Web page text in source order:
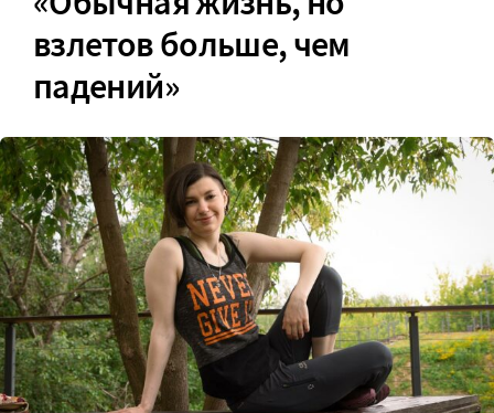
взлетов больше, чем
падений»